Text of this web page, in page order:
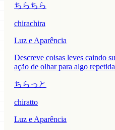
ちらちら
chirachira
Luz e Aparência
Descreve coisas leves caindo
ação de olhar para algo
ちらっと
chiratto
Luz e Aparência